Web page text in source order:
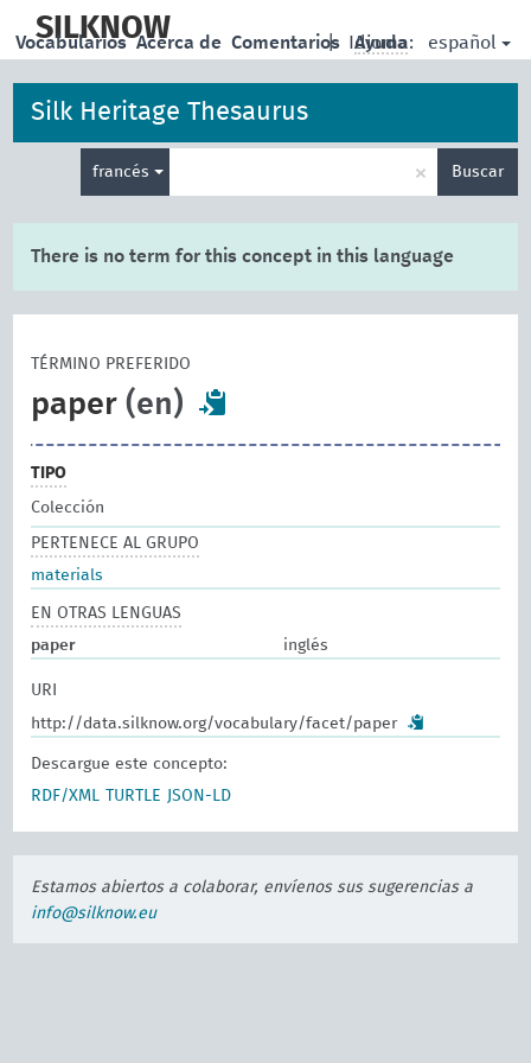
main
SILKNOW | Idioma: español
Vocabularios Acerca de Comentarios Ayuda
Silk Heritage Thesaurus
francés × Buscar
There is no term for this concept in this language
TÉRMINO PREFERIDO
paper (en)
TIPO
Colección
PERTENECE AL GRUPO
materials
EN OTRAS LENGUAS
paper
inglés
URI
http://data.silknow.org/vocabulary/facet/paper
Descargue este concepto:
RDF/XML
TURTLE JSON-LD
Estamos abiertos a colaborar, envíenos sus sugerencias a
info@silknow.eu